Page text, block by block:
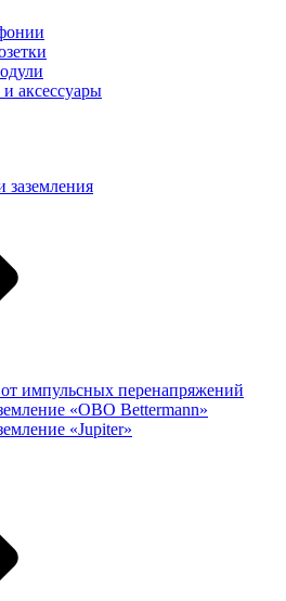
аксессуары
импульсных перенапряжений
«OBO Bettermann»
«Jupiter»